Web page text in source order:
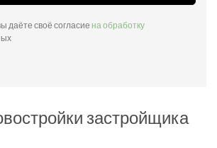
даёте своё согласие на обработку
застройщика